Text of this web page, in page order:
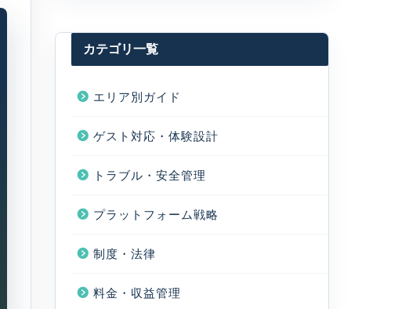
カテゴリ一覧
エリア別ガイド
ゲスト対応・体験設計
トラブル・安全管理
プラットフォーム戦略
制度・法律
料金・収益管理